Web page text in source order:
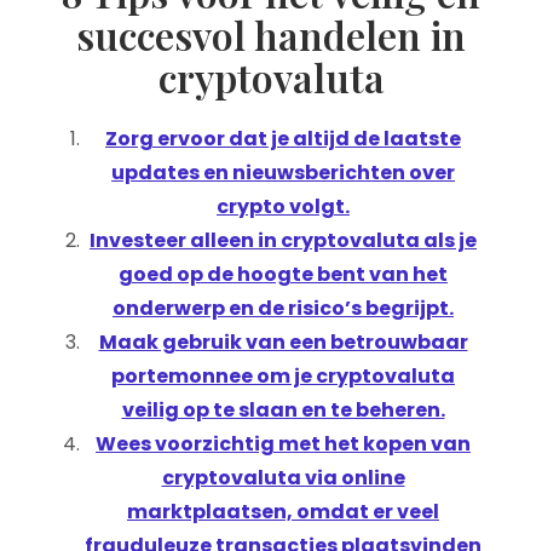
succesvol handelen in
cryptovaluta
Zorg ervoor dat je altijd de laatste
updates en nieuwsberichten over
crypto volgt.
Investeer alleen in cryptovaluta als je
goed op de hoogte bent van het
onderwerp en de risico’s begrijpt.
Maak gebruik van een betrouwbaar
portemonnee om je cryptovaluta
veilig op te slaan en te beheren.
Wees voorzichtig met het kopen van
cryptovaluta via online
marktplaatsen, omdat er veel